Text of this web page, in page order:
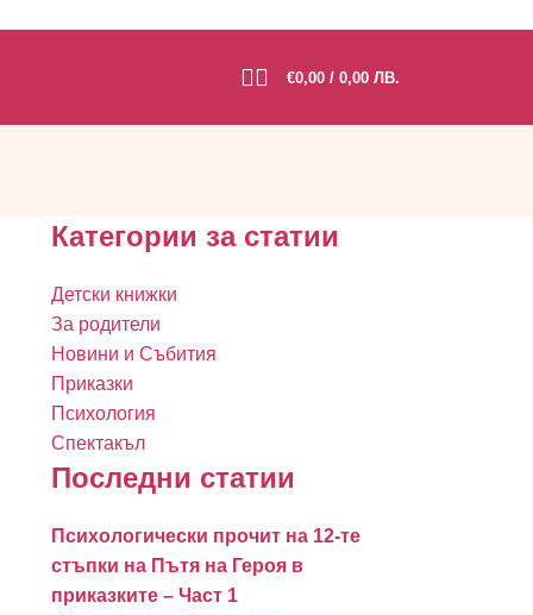
€0,00 / 0,00 ЛВ.
Категории за статии
Детски книжки
За родители
Новини и Събития
Приказки
Психология
Спектакъл
Последни статии
Психологически прочит на 12-те
стъпки на Пътя на Героя в
приказките – Част 1